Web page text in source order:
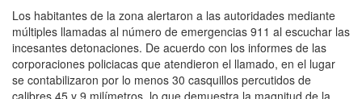
Los habitantes de la zona alertaron a las autoridades mediante
múltiples llamadas al número de emergencias 911 al escuchar las
incesantes detonaciones. De acuerdo con los informes de las
corporaciones policiacas que atendieron el llamado, en el lugar
se contabilizaron por lo menos 30 casquillos percutidos de
calibres 45 y 9 milímetros, lo que demuestra la magnitud de la